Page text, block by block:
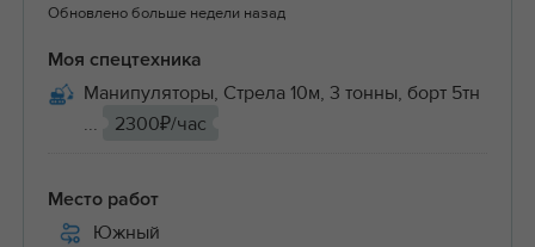
Обновлено больше недели назад
Моя спецтехника
Манипуляторы, Стрела 10м, 3 тонны, борт 5тн
...
2300₽/час
Место работ
Южный